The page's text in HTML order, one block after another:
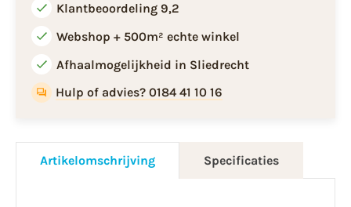
Klantbeoordeling 9,2
Webshop + 500m² echte winkel
Afhaalmogelijkheid in Sliedrecht
Hulp of advies? 0184 41 10 16
Artikelomschrijving Specificaties